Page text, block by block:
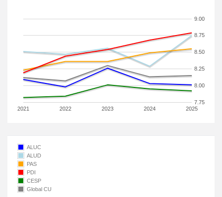
2021 2022 2023 2024 2025
7.75
8.00
8.25
8.50
8.75
9.00
ALUC
ALUD
PAS
PDI
CESP
Global CU